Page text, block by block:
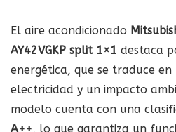
El aire acondicionado
AY42VGKP split 1×1 destaca
energética, que se traduce
electricidad y un impacto
modelo cuenta con una
A++, lo que garantiza un